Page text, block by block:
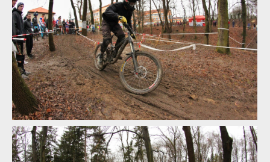
WBS: Bučovice zahájily sjezdovou sezónu a i Čert se přijel
zamazat